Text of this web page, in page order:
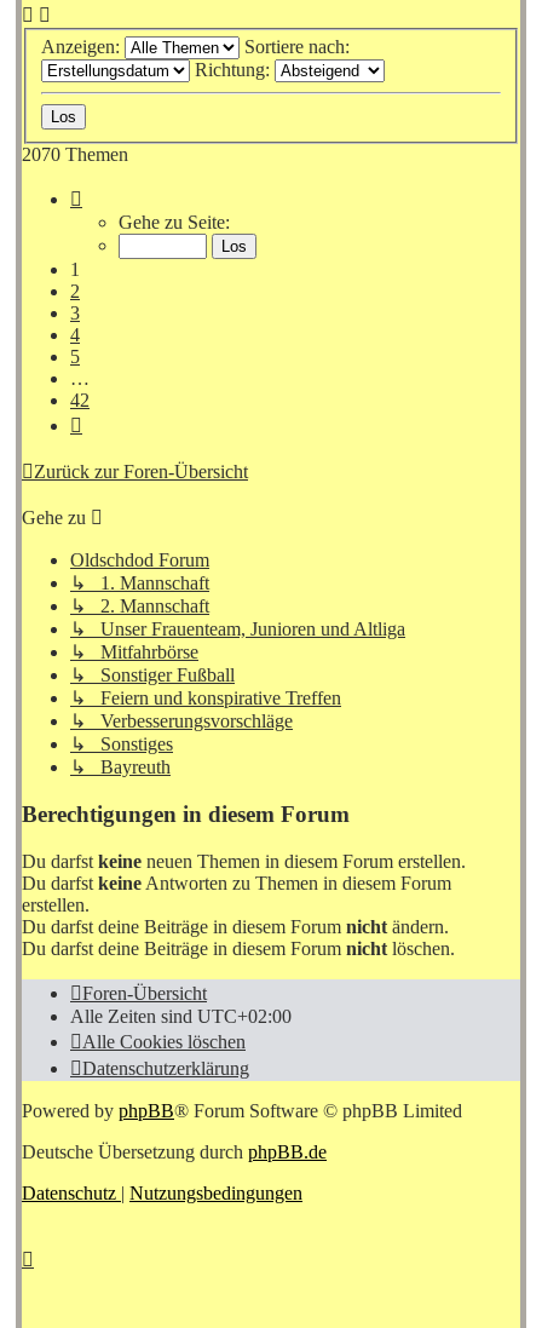
Anzeigen:
Sortiere nach:
Richtung:
2070 Themen
von
Gehe zu Seite:
1
2
3
4
5
…
42
Zurück zur Foren-Übersicht
Gehe zu
Oldschdod Forum
↳ 1. Mannschaft
↳ 2. Mannschaft
↳ Unser Frauenteam, Junioren und Altliga
↳ Mitfahrbörse
↳ Sonstiger Fußball
↳ Feiern und konspirative Treffen
↳ Verbesserungsvorschläge
↳ Sonstiges
↳ Bayreuth
Berechtigungen in diesem Forum
Du darfst keine neuen Themen in diesem Forum erstellen.
Du darfst keine Antworten zu Themen in diesem Forum
erstellen.
Du darfst deine Beiträge in diesem Forum nicht ändern.
Du darfst deine Beiträge in diesem Forum nicht löschen.
Foren-Übersicht
Alle Zeiten sind UTC+02:00
Alle Cookies löschen
Datenschutzerklärung
Powered by phpBB® Forum Software © phpBB Limited
Deutsche Übersetzung durch phpBB.de
Datenschutz | Nutzungsbedingungen